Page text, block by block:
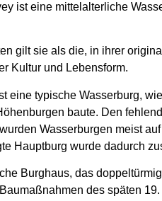
ist eine mittelalterliche
gilt sie als die, in ihrer
Kultur und Lebensform.
eine typische Wasserburg,
baute. Den
Wasserburgen meist
Hauptburg wurde dadurch
Burghaus, das
des späten